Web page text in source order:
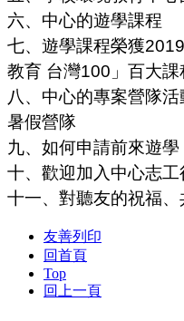
六、中心的遊學課程
七、遊學課程榮獲
教育 台灣100」百大課
八、中心的專案營隊
暑假營隊
九、如何申請前來遊學
十、歡迎加入中心志工
十一、 對聽友的祝福
友善列印
回首頁
Top
回上一頁